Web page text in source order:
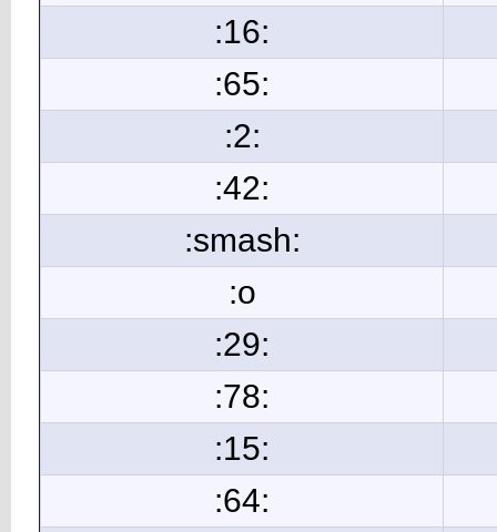
:16:
:65:
:2:
:42:
:smash:
:o
:29:
:78:
:15:
:64: